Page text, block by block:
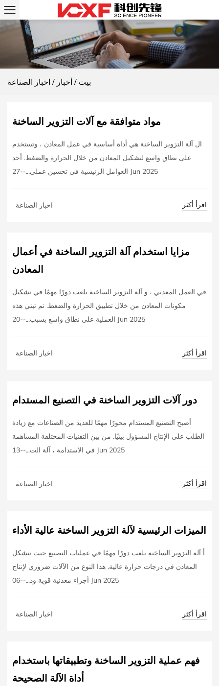
بيت / أخبار / اخبار الصناعة
مواد متوافقة مع آلات التزوير الساخنة
ال آلة التزوير الساخنة هي أداة أساسية في عمل المعادن ، وتستخدم
على نطاق واسع لتشكيل المعادن من خلال الحرارة والضغط. أحد
العوامل الرئيسية في تحسين عملي...--27 Jun 2025
اخبار الصناعة اقرأ أكثر
مزايا استخدام آلة التزوير الساخنة في أعمال
المعادن
في العمل المعدني ، و آلة التزوير الساخنة يلعب دورًا مهمًا في تشكيل
مكونات المعادن من خلال تطبيق الحرارة والضغط. تم تبني هذه
العملية على نطاق واسع بسبب...--20 Jun 2025
اخبار الصناعة اقرأ أكثر
دور آلات التزوير الساخنة في التصنيع المستدام
أصبح التصنيع المستدام محورًا مهمًا للعديد من الصناعات مع زيادة
الطلب على الإنتاج المسؤول بيئيًا. من بين التقنيات المختلفة المساهمة
في الاستدامة ، آلة الت...--13 Jun 2025
اخبار الصناعة اقرأ أكثر
الميزات الرئيسية لآلة التزوير الساخنة عالية الأداء
أ آلة التزوير الساخنة يلعب دورًا مهمًا في عمليات التصنيع حيث تتشكل
المعادن في درجات حرارة عالية. هذا النوع من الآلات ضروري لإنتاج
أجزاء معدنية قوية ود...--06 Jun 2025
اخبار الصناعة اقرأ أكثر
فهم عملية التزوير الساخنة وتطبيقاتها باستخدام
أداة الآلة الصحيحة